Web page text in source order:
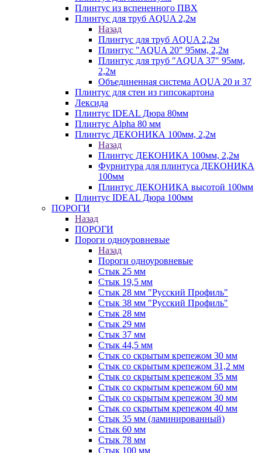
Плинтус из вспененного ПВХ
Плинтус для труб AQUA 2,2м
Назад
Плинтус для труб AQUA 2,2м
Плинтус "AQUA 20" 95мм, 2,2м
Плинтус для труб "AQUA 37" 95мм,
2,2м
Объединенная система AQUA 20 и 37
Плинтус для стен из гипсокартона
Лексида
Плинтус IDEAL Дюра 80мм
Плинтус Alpha 80 мм
Плинтус ДЕКОНИКА 100мм, 2,2м
Назад
Плинтус ДЕКОНИКА 100мм, 2,2м
Фурнитура для плинтуса ДЕКОНИКА
100мм
Плинтус ДЕКОНИКА высотой 100мм
Плинтус IDEAL Дюра 100мм
ПОРОГИ
Назад
ПОРОГИ
Пороги одноуровневые
Назад
Пороги одноуровневые
Стык 25 мм
Стык 19,5 мм
Стык 28 мм "Русский Профиль"
Стык 38 мм "Русский Профиль"
Стык 28 мм
Стык 29 мм
Стык 37 мм
Стык 44,5 мм
Стык со скрытым крепежом 30 мм
Стык со скрытым крепежом 31,2 мм
Стык со скрытым крепежом 35 мм
Стык со скрытым крепежом 60 мм
Стык со скрытым крепежом 30 мм
Стык со скрытым крепежом 40 мм
Стык 35 мм (ламинированный)
Стык 60 мм
Стык 78 мм
Стык 100 мм